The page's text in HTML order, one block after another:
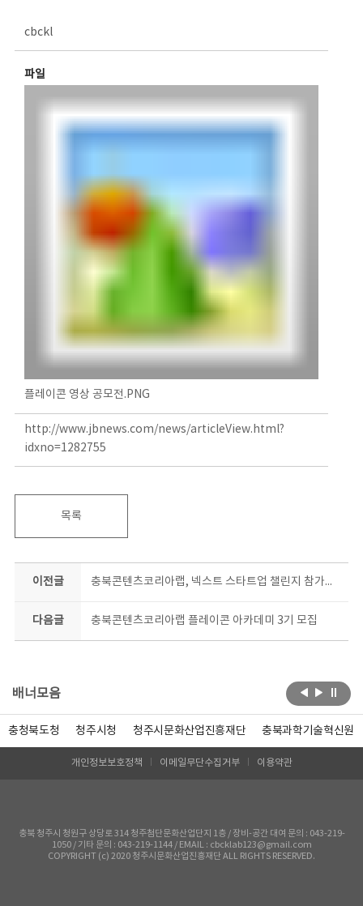
cbckl
파일
플레이콘 영상 공모전.PNG
http://www.jbnews.com/news/articleView.html?
idxno=1282755
목록
이전글 충북콘텐츠코리아랩, 넥스트 스타트업 챌린지 참가자 모집
다음글 충북콘텐츠코리아랩 플레이콘 아카데미 3기 모집
배너모음
충청북도청 청주시청 청주시문화산업진흥재단 충북과학기술혁신원
개인정보보호정책 이메일무단수집거부 이용약관
충북 청주시 청원구 상당로 314 청주첨단문화산업단지 1층 / 장비-공간 대여 문의 : 043-219-
1050 / 기타 문의 : 043-219-1144 / EMAIL : cbcklab123@gmail.com
COPYRIGHT (c) 2020 청주시문화산업진흥재단 ALL RIGHTS RESERVED.